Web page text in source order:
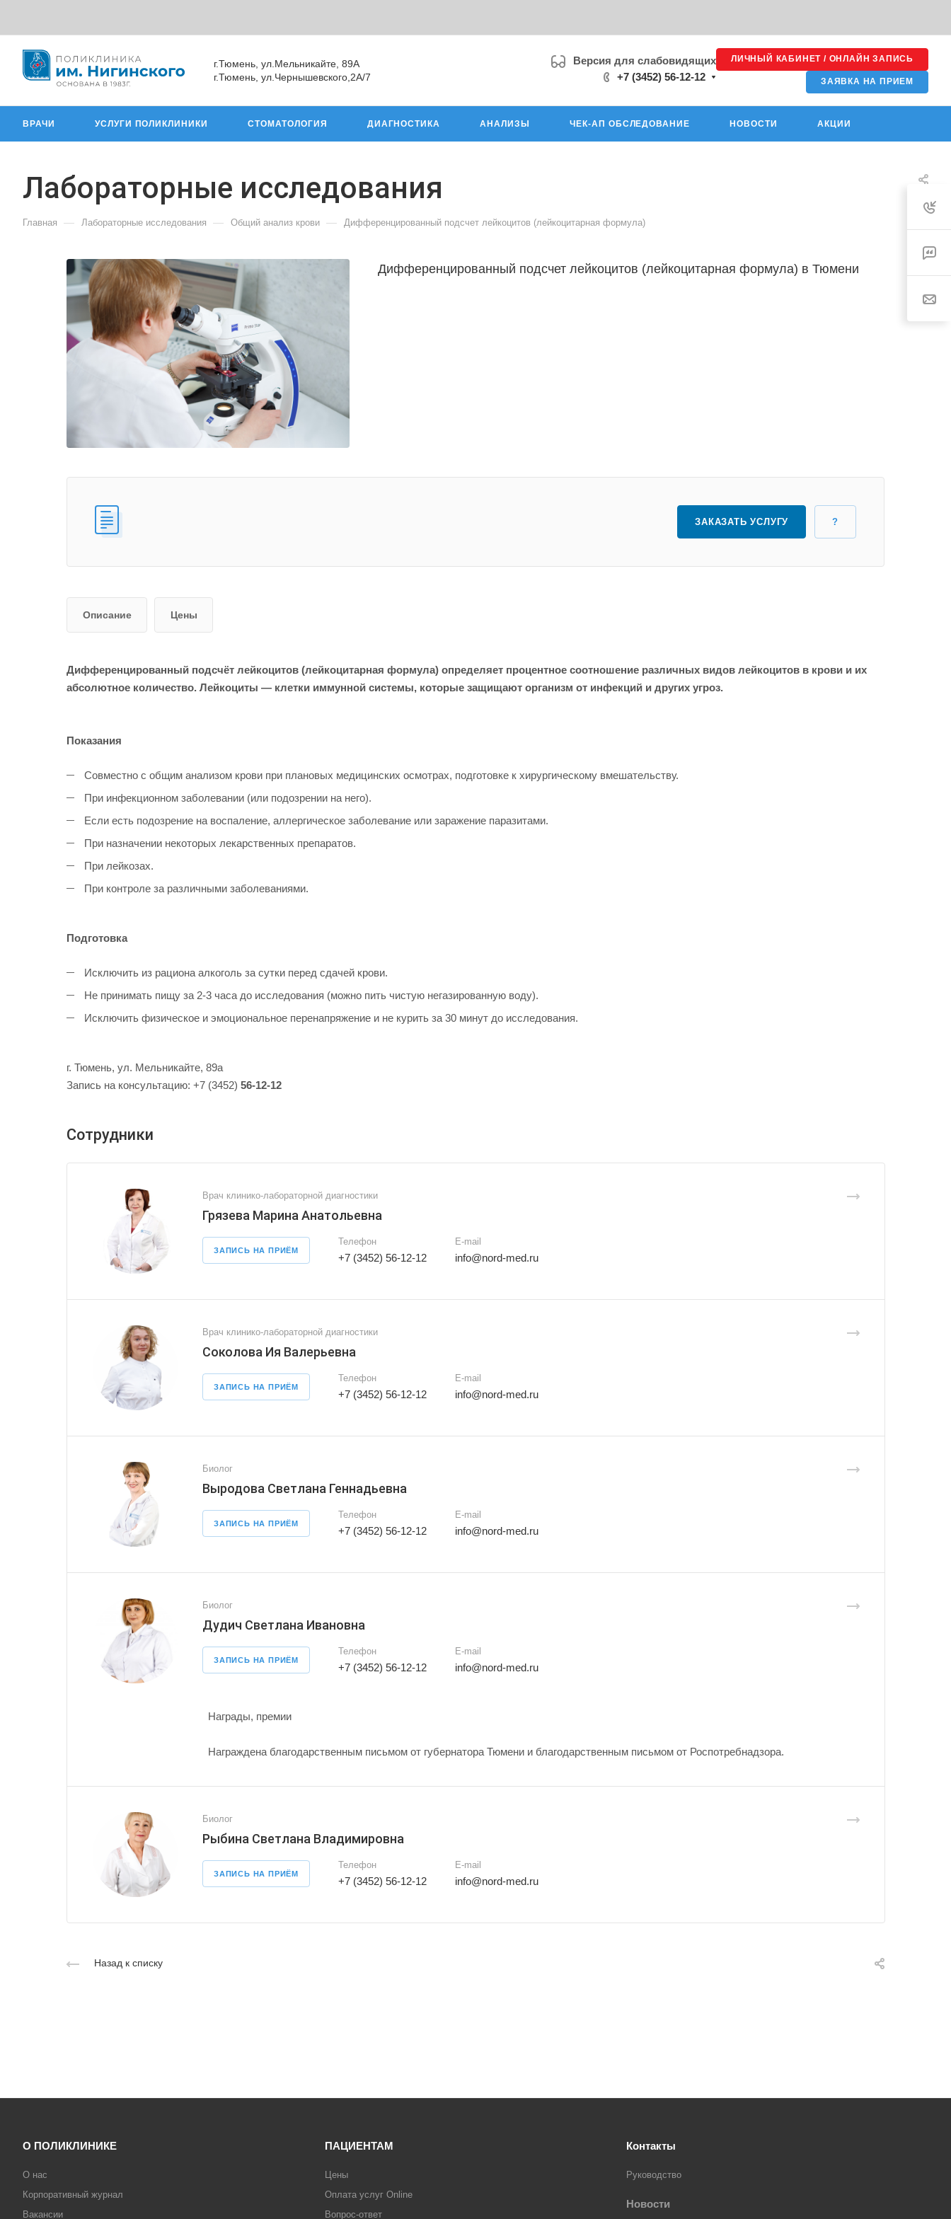
г.Тюмень, ул.Мельникайте, 89А
г.Тюмень, ул.Чернышевского,2А/7
Версия для слабовидящих
+7 (3452) 56-12-12
ЛИЧНЫЙ КАБИНЕТ / ОНЛАЙН ЗАПИСЬ
ЗАЯВКА НА ПРИЕМ
ВРАЧИ УСЛУГИ ПОЛИКЛИНИКИ СТОМАТОЛОГИЯ ДИАГНОСТИКА АНАЛИЗЫ ЧЕК-АП ОБСЛЕДОВАНИЕ НОВОСТИ АКЦИИ
Лабораторные исследования
Главная — Лабораторные исследования — Общий анализ крови — Дифференцированный подсчет лейкоцитов (лейкоцитарная формула)
Дифференцированный подсчет лейкоцитов (лейкоцитарная формула) в Тюмени
ЗАКАЗАТЬ УСЛУГУ ?
Описание Цены
Дифференцированный подсчёт лейкоцитов (лейкоцитарная формула) определяет процентное соотношение различных видов лейкоцитов в крови и их
абсолютное количество. Лейкоциты — клетки иммунной системы, которые защищают организм от инфекций и других угроз.
Показания
Совместно с общим анализом крови при плановых медицинских осмотрах, подготовке к хирургическому вмешательству.
При инфекционном заболевании (или подозрении на него).
Если есть подозрение на воспаление, аллергическое заболевание или заражение паразитами.
При назначении некоторых лекарственных препаратов.
При лейкозах.
При контроле за различными заболеваниями.
Подготовка
Исключить из рациона алкоголь за сутки перед сдачей крови.
Не принимать пищу за 2-3 часа до исследования (можно пить чистую негазированную воду).
Исключить физическое и эмоциональное перенапряжение и не курить за 30 минут до исследования.
г. Тюмень, ул. Мельникайте, 89а
Запись на консультацию: +7 (3452) 56-12-12
Сотрудники
Врач клинико-лабораторной диагностики
Грязева Марина Анатольевна
ЗАПИСЬ НА ПРИЁМ
Телефон
+7 (3452) 56-12-12
E-mail
info@nord-med.ru
Врач клинико-лабораторной диагностики
Соколова Ия Валерьевна
ЗАПИСЬ НА ПРИЁМ
Телефон
+7 (3452) 56-12-12
E-mail
info@nord-med.ru
Биолог
Выродова Светлана Геннадьевна
ЗАПИСЬ НА ПРИЁМ
Телефон
+7 (3452) 56-12-12
E-mail
info@nord-med.ru
Биолог
Дудич Светлана Ивановна
ЗАПИСЬ НА ПРИЁМ
Телефон
+7 (3452) 56-12-12
E-mail
info@nord-med.ru
Награды, премии
Награждена благодарственным письмом от губернатора Тюмени и благодарственным письмом от Роспотребнадзора.
Биолог
Рыбина Светлана Владимировна
ЗАПИСЬ НА ПРИЁМ
Телефон
+7 (3452) 56-12-12
E-mail
info@nord-med.ru
Назад к списку
О ПОЛИКЛИНИКЕ
О нас
Корпоративный журнал
Вакансии
ПАЦИЕНТАМ
Цены
Оплата услуг Online
Вопрос-ответ
Контакты
Руководство
Новости